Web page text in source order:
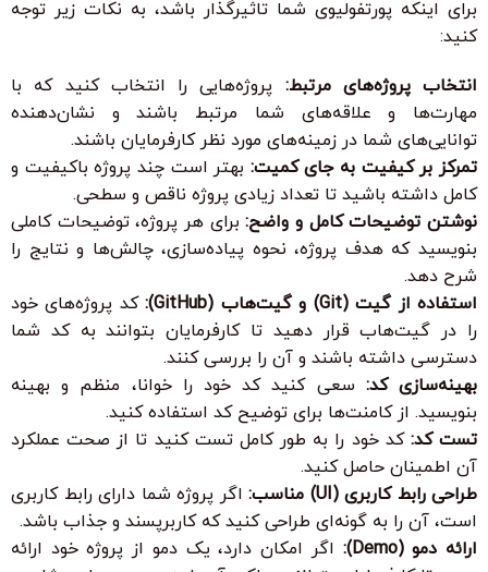
برای اینکه پورتفولیوی شما تاثیرگذار باشد، به نکات زیر توجه
کنید:
انتخاب پروژه‌های مرتبط: پروژه‌هایی را انتخاب کنید که با
مهارت‌ها و علاقه‌های شما مرتبط باشند و نشان‌دهنده
توانایی‌های شما در زمینه‌های مورد نظر کارفرمایان باشند.
تمرکز بر کیفیت به جای کمیت: بهتر است چند پروژه باکیفیت و
کامل داشته باشید تا تعداد زیادی پروژه ناقص و سطحی.
نوشتن توضیحات کامل و واضح:برای هر پروژه، توضیحات کاملی
بنویسید که هدف پروژه، نحوه پیاده‌سازی، چالش‌ها و نتایج را
شرح دهد.
استفاده از گیت (Git) و گیت‌هاب (GitHub):
کد پروژه‌های خود
را در گیت‌هاب قرار دهید تا کارفرمایان بتوانند به کد شما
دسترسی داشته باشند و آن را بررسی کنند.
بهینه‌سازی کد: سعی کنید کد خود را خوانا، منظم و بهینه
بنویسید. از کامنت‌ها برای توضیح کد استفاده کنید.
تست کد: کد خود را به طور کامل تست کنید تا از صحت عملکرد
آن اطمینان حاصل کنید.
طراحی رابط کاربری (UI) مناسب:
اگر پروژه شما دارای رابط کاربری
است، آن را به گونه‌ای طراحی کنید که کاربرپسند و جذاب باشد.
ارائه دمو (Demo):
اگر امکان دارد، یک دمو از پروژه خود ارائه